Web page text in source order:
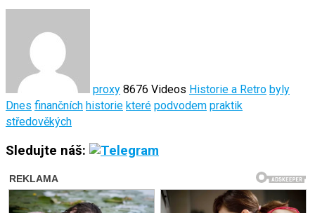
proxy 8676 Videos Historie a Retro byly
Dnes finančních historie které podvodem praktik
středověkých
Sledujte náš: